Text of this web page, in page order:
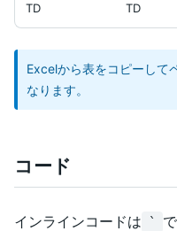
TD TD
Excelから表をコピーして
なります。
コード
インラインコードは `